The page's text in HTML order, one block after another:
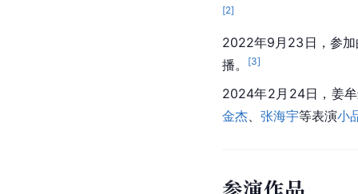
[2]
2022年9月23日，参加
播。
[3]
2024年2月24日，姜
金杰
张海宇等表演小
参演作品